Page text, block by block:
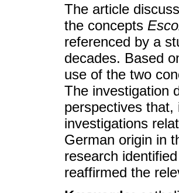
The article
the concepts
referenced by a
decades. Based
use of the two
The investigation
perspectives
investigations
German origin in
research
reaffirmed the